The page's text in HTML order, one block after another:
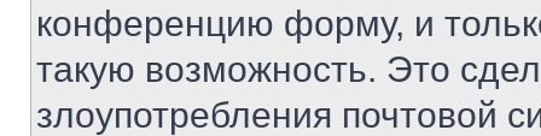
конференцию форму, и
такую возможность. Это
злоупотребления почтовой